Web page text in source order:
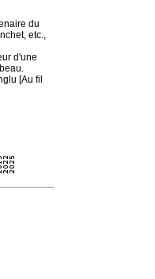
du
etc.,
d'une
[Au fil